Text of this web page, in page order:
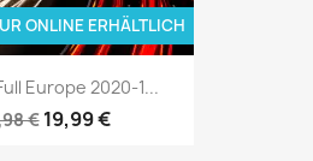
Europe 2020-1...
€ 19,99 €
ONLINE ERHÄLTLICH